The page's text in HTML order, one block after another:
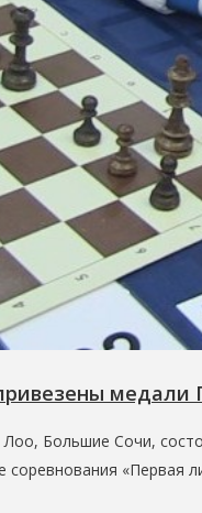
Лоо, Большие Сочи,
соревнования